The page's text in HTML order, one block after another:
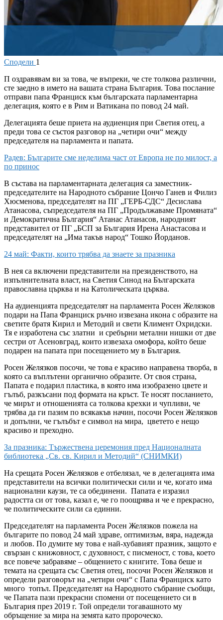
Сподели 1
П оздравявам ви за това, че въпреки, че сте толкова различни,
сте заедно в името на вашата страна България. Това послание
отправи папа Франциск към българската парламентарна
делегация, която е в Рим и Ватикана по повод 24 май.
Делегацията беше приета на аудиенция при Светия отец, а
преди това се състоя разговор на „четири очи“ между
председателя на парламента и папата.
Радев: Българите сме неделима част от Европа не по милост, а
по принос
В състава на парламентарната делегация са заместник-
председателите на Народното събрание Цончо Ганев и Филиз
Хюсменова, председателят на ПГ „ГЕРБ-СДС“ Десислава
Атанасова, съпредседателя на ПГ „Продължаваме Промяната“
и Демократична България“ Атанас Атанасов, народният
представител от ПГ „БСП за България Ирена Анастасова и
председателят на „Има такъв народ“ Тошко Йорданов.
24 май: Факти, които трябва да знаете за празника
В нея са включени представители на президенството, на
изпълнителната власт, на Светия Синод на Българската
православна църква и на Католическата църква.
На аудиенцията председателят на парламента Росен Желязков
подари на Папа Франциск ръчно извезана икона с образите на
светите братя Кирил и Методий и свети Климент Охридски.
Тя е изработена със златни и сребърни метални нишки от две
сестри от Асеновград, които извезаха омофора, който беше
подарен на папата при посещението му в България.
Росен Желязков посочи, че това е красиво направена творба, в
която са въплътени органично образите. От своя страна,
Папата е подарил пластика, в която има изобразено цвете и
гълъб, разкъсани под формата на кръст. Те носят посланието,
че мирът и отношенията са толкова крехки и чупливи, че
трябва да ги пазим по всякакъв начин, посочи Росен Желязков
и допълни, че гълъбът е символ на мира, цветето е нещо
красиво и преходно.
За празника: Тържествена церемония пред Националната
библиотека „Св. св. Кирил и Методий“ (СНИМКИ)
На срещата Росен Желязков е отбелязал, че в делегацията има
представители на всички политически сили и че, когато има
национални каузи, те са обединени. Папата е изразил
радостта си от това, казал е, че го поощрява и че е прекрасно,
че политическите сили са единни.
Председателят на парламента Росен Желязков пожела на
българите по повод 24 май здраве, оптимизъм, вяра, надежда
и любов. По думите му това е най-хубавият празник, защото е
свързан с книжовност, с духовност, с писменост, с това, което
все повече забравяме – общението с книгите. Това беше и
темата на срещата със Светия отец, посочи Росен Желязков и
определи разговорът на „четири очи“ с Папа Франциск като
много топъл. Председателят на Народното събрание съобщи,
че Папата пази прекрасни спомени от посещението си в
България през 2019 г. Той определи тогавашното му
обръщение за мира на земята като пророческо.